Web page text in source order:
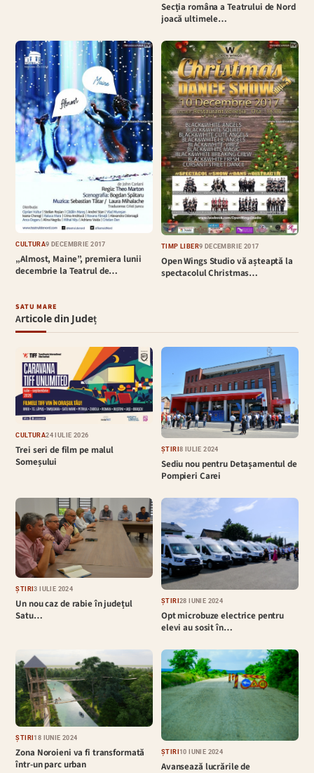
Secția româna a Teatrului de Nord
joacă ultimele…
CULTURĂ9 DECEMBRIE 2017
„Almost, Maine”, premiera lunii
decembrie la Teatrul de…
TIMP LIBER9 DECEMBRIE 2017
Open Wings Studio vă așteaptă la
spectacolul Christmas…
SATU MARE
Articole din Județ
CULTURĂ24 IULIE 2026
Trei seri de film pe malul
Someșului
ȘTIRI8 IULIE 2024
Sediu nou pentru Detașamentul de
Pompieri Carei
ȘTIRI3 IULIE 2024
Un nou caz de rabie în județul
Satu…
ȘTIRI28 IUNIE 2024
Opt microbuze electrice pentru
elevi au sosit în…
ȘTIRI18 IUNIE 2024
Zona Noroieni va fi transformată
într-un parc urban
ȘTIRI10 IUNIE 2024
Avansează lucrările de